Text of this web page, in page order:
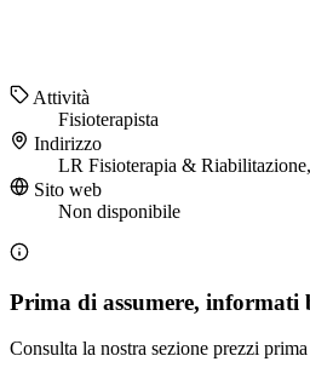
Attività
Fisioterapista
Indirizzo
LR Fisioterapia &
Sito web
Non disponibile
Prima di assumere, informati
Consulta la nostra sezione prezzi